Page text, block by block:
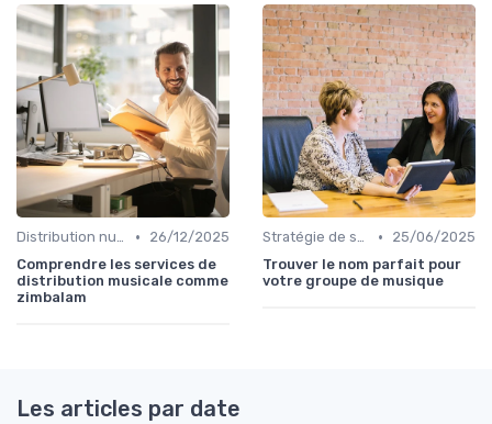
Distribution numérique •
26/12/2025
Comprendre les services de
distribution musicale comme
zimbalam
Stratégie de sortie et promotion •
25/06/2025
Trouver le nom parfait pour
votre groupe de musique
Les articles par date